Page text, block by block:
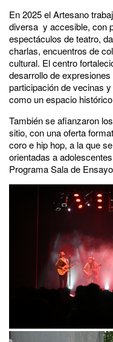
En 2025 el Artesano
diversa y accesible, con
espectáculos de teatro,
charlas, encuentros de
cultural. El centro
desarrollo de
participación de vecinas
como un espacio
También se afianzaron
sitio, con una oferta
coro e hip hop, a la que
orientadas a
Programa Sala de